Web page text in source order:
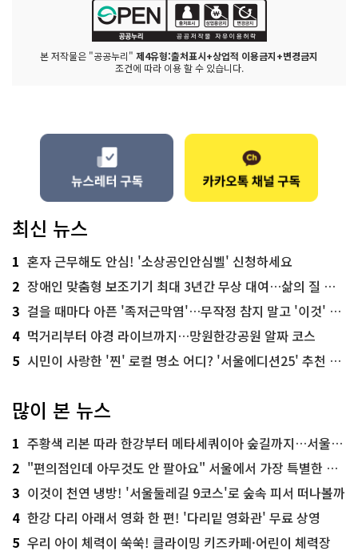
본 저작물은 "공공누리" 제4유형:출처표시+상업적 이용금지+변경금지
조건에 따라 이용 할 수 있습니다.
최신 뉴스
1 혼자 근무해도 안심! '소상공인안심벨' 신청하세요
2 장애인 맞춤형 보조기기 최대 3년간 무상 대여…삶의 질 높인다
3 걸을 때마다 아픈 '족저근막염'…무작정 참지 말고 '이것' 해보세요!
4 먹거리부터 야경 라이브까지…망원한강공원 알짜 코스
5 시민이 사랑한 '찐' 로컬 명소 어디? '서울에디션25' 추천 코스
많이 본 뉴스
1 주황색 리본 따라 한강부터 메타세쿼이아 숲길까지…서울둘레길 15코스
2 "편의점인데 아무것도 안 팔아요" 서울에서 가장 특별한 편의점의 정체
3 이것이 천연 냉방! '서울둘레길 9코스'로 숲속 피서 떠나볼까
4 한강 다리 아래서 영화 한 편! '다리밑 영화관' 무료 상영
5 우리 아이 체력이 쑥쑥! 클라이밍 키즈카페·어린이 체력장